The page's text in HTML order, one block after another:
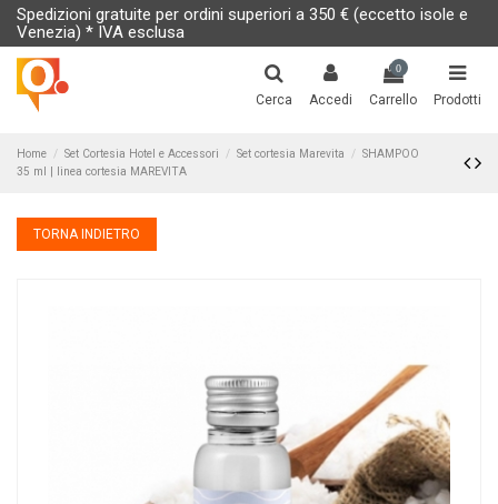
Spedizioni gratuite per ordini superiori a 350 € (eccetto isole e
Venezia) * IVA esclusa
Cerca Accedi
0
Carrello Prodotti
Home Set Cortesia Hotel e Accessori Set cortesia Marevita
SHAMPOO
35 ml | linea cortesia MAREVITA
TORNA INDIETRO